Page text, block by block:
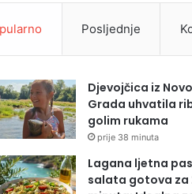
Posljednje
Djevojčica iz
Grada uhvatila
golim rukama
prije 38 minuta
Lagana ljetna
salata gotova za